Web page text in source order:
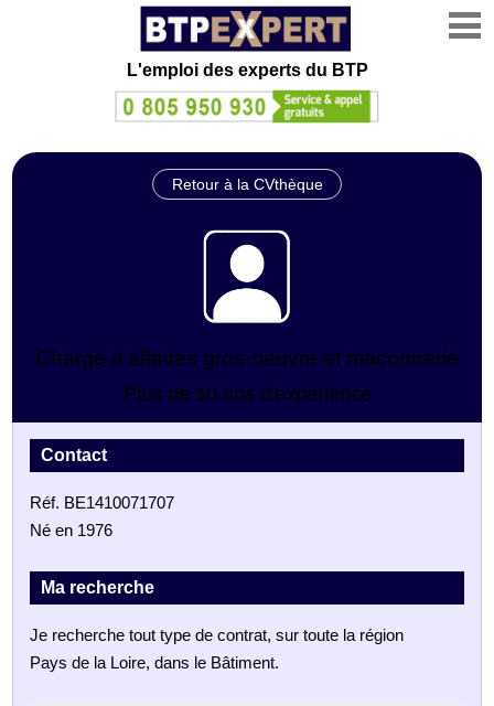
L'emploi des experts du BTP
Retour à la CVthèque
Chargé d'affaires gros-oeuvre et maçonnerie
Plus de 10 ans d'expérience
Contact
Réf. BE1410071707
Né en 1976
Ma recherche
Je recherche tout type de contrat, sur toute la région
Pays de la Loire, dans le Bâtiment.